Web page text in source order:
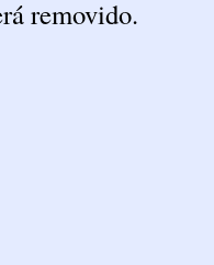
removido.